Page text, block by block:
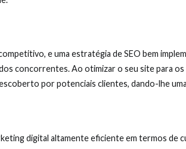
e uma estratégia de SEO bem
concorrentes. Ao otimizar o seu site para
por potenciais clientes, dando-lhe
digital altamente eficiente em termos de